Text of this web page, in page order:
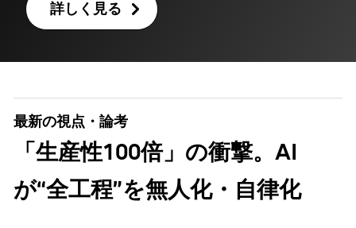
詳しく見る
最新の視点・論考
「生産性100倍」の衝撃。AI
が“全工程”を無人化・自律化